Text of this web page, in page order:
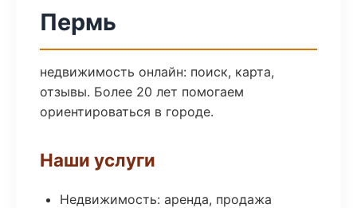
Пермь
недвижимость онлайн: поиск, карта,
отзывы. Более 20 лет помогаем
ориентироваться в городе.
Наши услуги
Недвижимость: аренда, продажа